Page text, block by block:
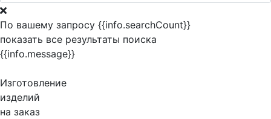
По вашему запросу {{info.searchCount}}
показать все результаты поиска
{{info.message}}
Изготовление
изделий
на заказ